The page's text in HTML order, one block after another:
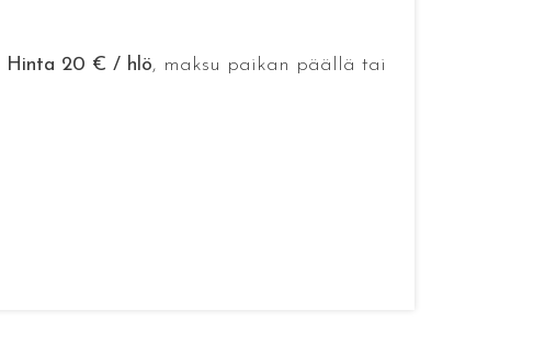
Hinta 20 € / hlö, maksu paikan päällä tai